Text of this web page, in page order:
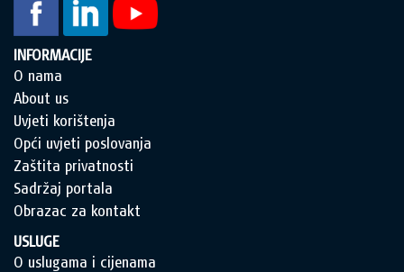
INFORMACIJE
O nama
About us
Uvjeti korištenja
Opći uvjeti poslovanja
Zaštita privatnosti
Sadržaj portala
Obrazac za kontakt
USLUGE
O uslugama i cijenama